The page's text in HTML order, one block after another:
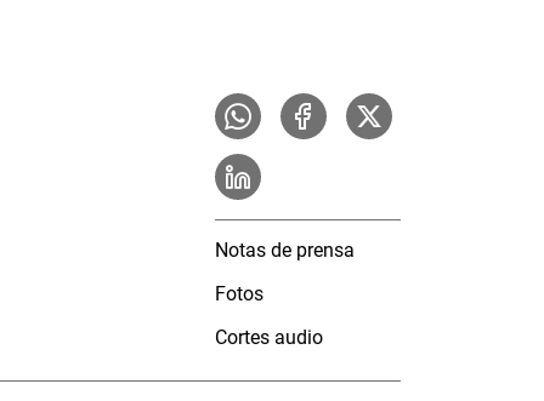
Notas de prensa
Fotos
Cortes audio